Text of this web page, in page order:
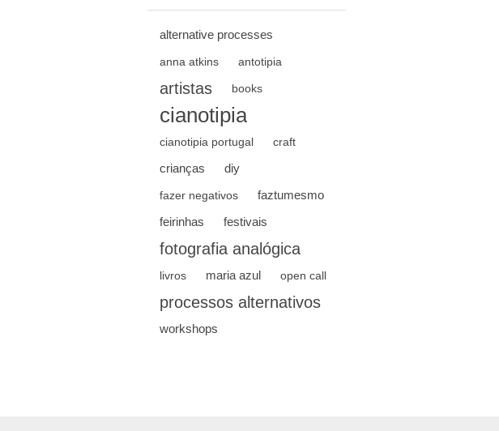
alternative processes
anna atkins antotipia
artistas books
cianotipia
cianotipia portugal craft
crianças diy
fazer negativos
faztumesmo
feirinhas
festivais
fotografia analógica
livros maria azul open call
processos alternativos
workshops